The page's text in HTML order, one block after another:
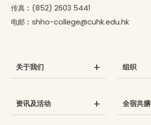
传真︰ (852) 2603 5441
电邮︰shho-college@cuhk.edu.hk
关于我们 组织
资讯及活动 全宿共膳